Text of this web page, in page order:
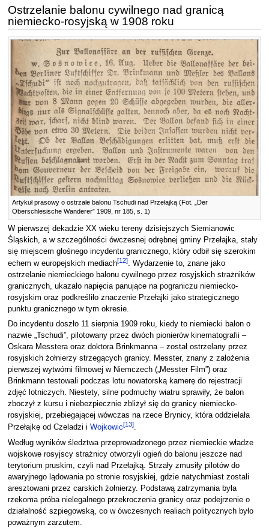
Ostrzelanie balonu cywilnego nad granicą
niemiecko-rosyjską w 1908 roku
Artykuł prasowy o ostrzale balonu Tschudi nad Przełajką (Fot. „Der
Oberschlesische Wanderer” 1909, nr 185, s. 1)
W pierwszej dekadzie XX wieku tereny dzisiejszych Siemianowic
Śląskich, a w szczególności ówczesnej odrębnej gminy Przełajka, stały
się miejscem głośnego incydentu granicznego, który odbił się szerokim
echem w europejskich mediach[12]. Wydarzenie to, znane jako
ostrzelanie niemieckiego balonu cywilnego przez rosyjskich strażników
granicznych, ukazało napięcia panujące na pograniczu niemiecko-
rosyjskim oraz podkreśliło znaczenie Przełajki jako strategicznego
punktu granicznego w tym okresie.
Do incydentu doszło 11 sierpnia 1909 roku, kiedy to niemiecki balon o
nazwie „Tschudi”, pilotowany przez dwóch pionierów kinematografii –
Oskara Messtera oraz doktora Brinkmanna – został ostrzelany przez
rosyjskich żołnierzy strzegących granicy. Messter, znany z założenia
pierwszej wytwórni filmowej w Niemczech („Messter Film”) oraz
Brinkmann testowali podczas lotu nowatorską kamerę do rejestracji
zdjęć lotniczych. Niestety, silne podmuchy wiatru sprawiły, że balon
zboczył z kursu i niebezpiecznie zbliżył się do granicy niemiecko-
rosyjskiej, przebiegającej wówczas na rzece Brynicy, która oddzielała
Przełajkę od Czeladzi i Wojkowic[13].
Według wyników śledztwa przeprowadzonego przez niemieckie władze
wojskowe rosyjscy strażnicy otworzyli ogień do balonu jeszcze nad
terytorium pruskim, czyli nad Przełajką. Strzały zmusiły pilotów do
awaryjnego lądowania po stronie rosyjskiej, gdzie natychmiast zostali
aresztowani przez carskich żołnierzy. Podstawą zatrzymania była
rzekoma próba nielegalnego przekroczenia granicy oraz podejrzenie o
działalność szpiegowską, co w ówczesnych realiach politycznych było
poważnym zarzutem.